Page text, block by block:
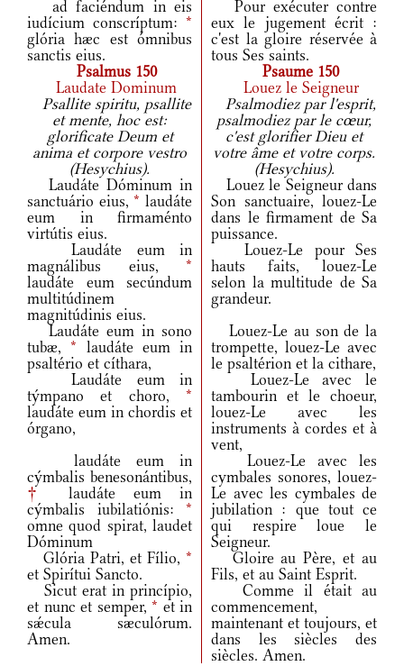
ad faciéndum in eis
iudícium conscríptum: *
glória hæc est ómnibus
sanctis eius.
Pour exécuter contre
eux le jugement écrit :
c'est la gloire réservée à
tous Ses saints.
Psalmus 150
Psaume 150
Laudate Dominum
Louez le Seigneur
Psallite spiritu, psallite
et mente, hoc est:
glorificate Deum et
anima et corpore vestro
(Hesychius).
Psalmodiez par l'esprit,
psalmodiez par le cœur,
c'est glorifier Dieu et
votre âme et votre corps.
(Hesychius).
Laudáte Dóminum in
sanctuário eius,* laudáte
eum in firmaménto
virtútis eius.
Louez le Seigneur dans
Son sanctuaire, louez-Le
dans le firmament de Sa
puissance.
Laudáte eum in
magnálibus eius, *
laudáte eum secúndum
multitúdinem
magnitúdinis eius.
Louez-Le pour Ses
hauts faits, louez-Le
selon la multitude de Sa
grandeur.
Laudáte eum in sono
tubæ,* laudáte eum in
psaltério et cíthara,
Louez-Le au son de la
trompette, louez-Le avec
le psaltérion et la cithare,
Laudáte eum in
týmpano et choro, *
laudáte eum in chordis et
órgano,
Louez-Le avec le
tambourin et le choeur,
louez-Le avec les
instruments à cordes et à
vent,
laudáte eum in
cýmbalis benesonántibus,
†
laudáte eum in
cýmbalis iubilatiónis: *
omne quod spirat, laudet
Dóminum
Louez-Le avec les
cymbales sonores, louez-
Le avec les cymbales de
jubilation : que tout ce
qui respire loue le
Seigneur.
Glória Patri, et Fílio, *
et Spirítui Sancto.
Gloire au Père, et au
Fils, et au Saint Esprit.
Sicut erat in princípio,
et nunc et semper, * et in
sǽcula sæculórum.
Amen.
Comme il était au
commencement,
maintenant et toujours, et
dans les siècles des
siècles. Amen.